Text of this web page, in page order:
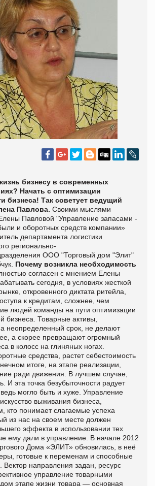
бизнесу в современных
Начать с оптимизации
бизнеса! Так советует ведущий
Павлова. Своими мыслями
Павловой "Управление запасами -
и оборотных средств компании»
департамента логистики
регионально-
ООО "Торговый дом "Элит"
Почему возникла необходимость
согласен с мнением Елены
сегодня, в условиях жесткой
откровенного диктата ритейла,
к кредитам, сложнее, чем
людей команды на пути оптимизации
бизнеса. Товарные активы,
неопределенный срок, не делают
а скорее превращают огромный
в колосс на глиняных ногах.
средства, растет себестоимость
итоге, на этапе реализации,
ради движения. В лучшем случае,
И эта точка безубыточности радует
могло быть и хуже. Управление
выживания бизнеса,
кто понимает слагаемые успеха
из нас на своем месте должен
эффекта в использовании тех
ему дали в управление. В начале 2012
Дома «ЭЛИТ» обновилась, в неё
готовые к переменам и способные
Вектор направления задан, ресурс
управление товарными
этапе жизни товара — основная